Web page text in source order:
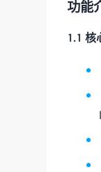
功能
1.1 核